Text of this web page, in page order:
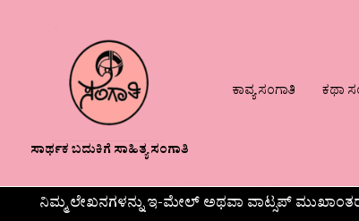
ಸಾರ್ಥಕ ಬದುಕಿಗೆ ಸಾಹಿತ್ಯ ಸಂಗಾತಿ
ಕಾವ್ಯ ಸಂಗಾತಿ ಕಥಾ
ನಿಮ್ಮ ಲೇಖನಗಳನ್ನು ಇ-ಮೇಲ್ ಅಥವಾ ವಾಟ್ಸಪ್